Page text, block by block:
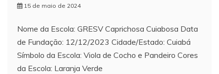
15 de maio de 2024
Nome da Escola: GRESV Caprichosa Cuiabosa Data
de Fundação: 12/12/2023 Cidade/Estado: Cuiabá
Símbolo da Escola: Viola de Cocho e Pandeiro Cores
da Escola: Laranja Verde